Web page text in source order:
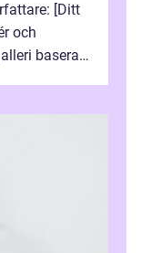
[Ditt
och
baserat